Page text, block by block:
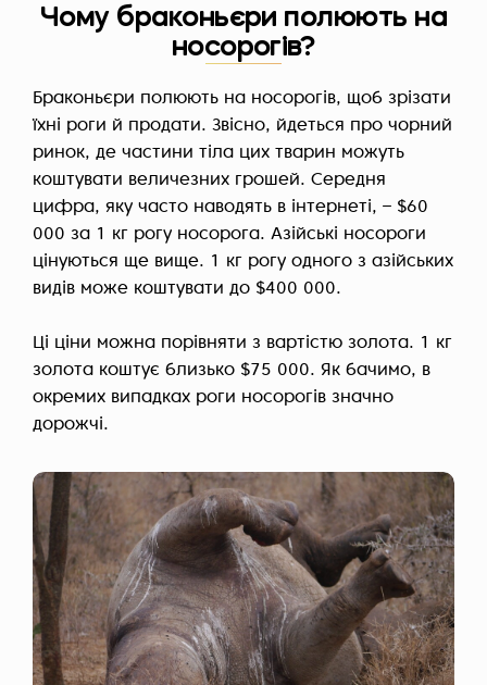
Чому браконьєри полюють на
носорогів?
Браконьєри полюють на носорогів, щоб зрізати
їхні роги й продати. Звісно, йдеться про чорний
ринок, де частини тіла цих тварин можуть
коштувати величезних грошей. Середня
цифра, яку часто наводять в інтернеті, – $60
000 за 1 кг рогу носорога. Азійські носороги
цінуються ще вище. 1 кг рогу одного з азійських
видів може коштувати до $400 000.
Ці ціни можна порівняти з вартістю золота. 1 кг
золота коштує близько $75 000. Як бачимо, в
окремих випадках роги носорогів значно
дорожчі.